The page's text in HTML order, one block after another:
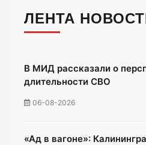
ЛЕНТА
В МИД рассказали о
длительности СВО
06-08-2026
«Ад в вагоне»: